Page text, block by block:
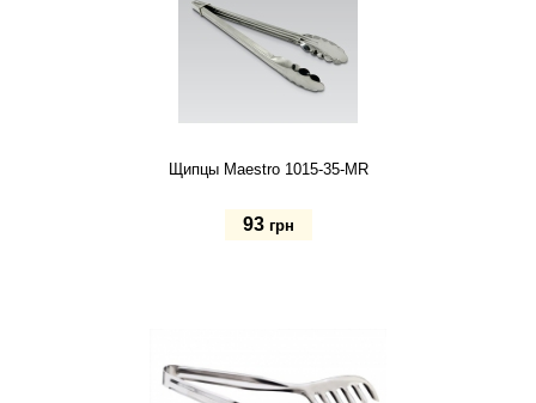
Щипцы Maestro 1015-35-MR
93 грн